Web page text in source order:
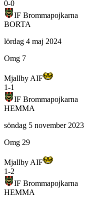
0-0
IF Brommapojkarna
BORTA
lördag 4 maj 2024
Omg 7
Mjallby AIF
1-1
IF Brommapojkarna
HEMMA
söndag 5 november 2023
Omg 29
Mjallby AIF
1-2
IF Brommapojkarna
HEMMA